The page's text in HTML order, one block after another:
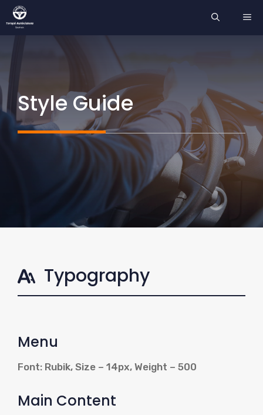
Kilépés
Style Guide
Typography
Menu
Font: Rubik, Size – 14px, Weight – 500
Main Content